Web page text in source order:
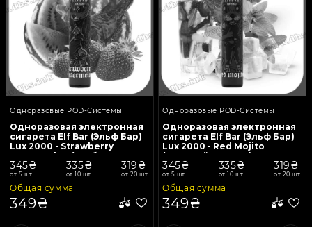
Одноразовые POD-Системы
Одноразовая электронная
сигарета Elf Bar (Эльф Бар)
Lux 2000 - Strawberry
Watermelon (Клубника,
Арбуз)
345₴
от 5 шт.
335₴
от 10 шт.
319₴
от 20 шт.
Общая сумма
349₴
Одноразовые POD-Системы
Одноразовая электронная
сигарета Elf Bar (Эльф Бар)
Lux 2000 - Red Mojito
(Красный Мохито)
345₴
от 5 шт.
335₴
от 10 шт.
319₴
от 20 шт.
Общая сумма
349₴